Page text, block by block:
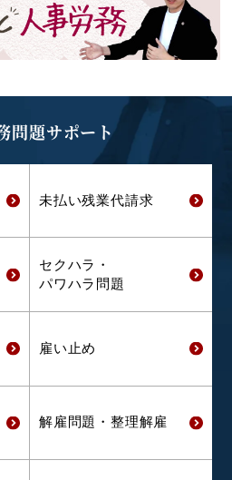
問題サポート
未払い残業代請求
セクハラ・
パワハラ問題
雇い止め
解雇問題・ 整理解雇